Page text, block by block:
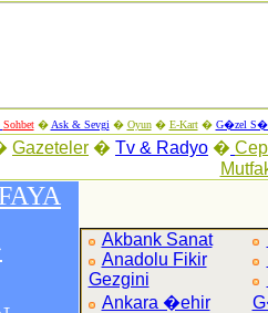
Sohbet� Ask & Sevgi � Oyun� E-Kart� G�zel
Gazeteler � Tv & Radyo �
Akbank Sanat
Anadolu Fikir
Gezgini
Ankara �ehir